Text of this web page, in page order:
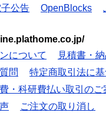
公告 OpenBlocks
について
見積書・
問
特定商取引法に
・科研費払い取引のご
ご注文の取り消し